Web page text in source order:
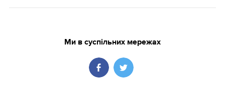
Ми в суспільних мережах